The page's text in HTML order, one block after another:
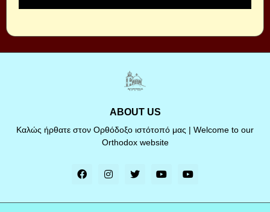
ABOUT US
Καλώς ήρθατε στον Ορθόδοξο ιστότοπό μας | Welcome to our
Orthodox website